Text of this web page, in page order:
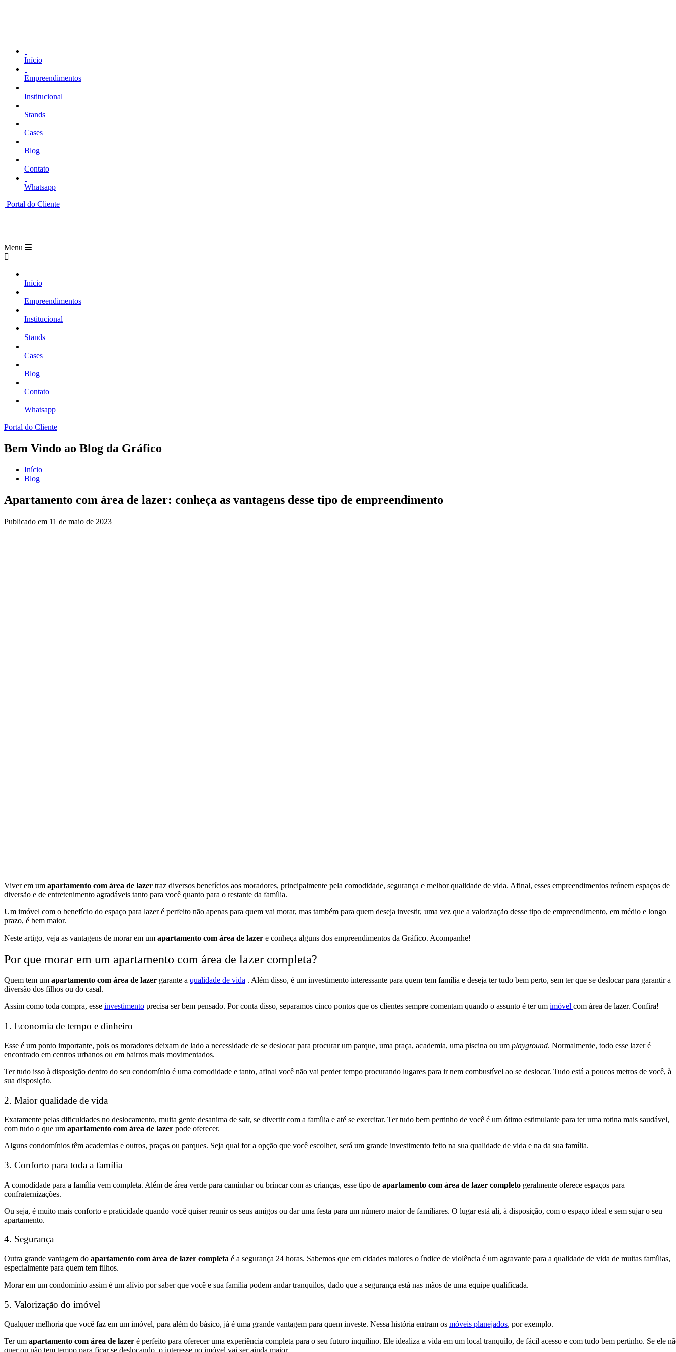
Início
Empreendimentos
Institucional
Stands
Cases
Blog
Contato
Whatsapp
Portal do Cliente
Menu
Início
Empreendimentos
Institucional
Stands
Cases
Blog
Contato
Whatsapp
Portal do Cliente
Bem Vindo ao Blog da Gráfico
Início
Blog
Apartamento com área de lazer: conheça as vantagens desse tipo de empreendimento
Publicado em 11 de maio de 2023
Viver em um apartamento com área de lazer traz diversos benefícios aos moradores, principalmente pela comodidade, segurança e melhor qualidade de vida. Afinal, esses empreendimentos reúnem espaços de
diversão e de entretenimento agradáveis tanto para você quanto para o restante da família.
Um imóvel com o benefício do espaço para lazer é perfeito não apenas para quem vai morar, mas também para quem deseja investir, uma vez que a valorização desse tipo de empreendimento, em médio e longo
prazo, é bem maior.
Neste artigo, veja as vantagens de morar em um apartamento com área de lazer e conheça alguns dos empreendimentos da Gráfico. Acompanhe!
Por que morar em um apartamento com área de lazer completa?
Quem tem um apartamento com área de lazer garante a qualidade de vida . Além disso, é um investimento interessante para quem tem família e deseja ter tudo bem perto, sem ter que se deslocar para garantir a
diversão dos filhos ou do casal.
Assim como toda compra, esse investimento precisa ser bem pensado. Por conta disso, separamos cinco pontos que os clientes sempre comentam quando o assunto é ter um imóvel com área de lazer. Confira!
1. Economia de tempo e dinheiro
Esse é um ponto importante, pois os moradores deixam de lado a necessidade de se deslocar para procurar um parque, uma praça, academia, uma piscina ou um playground. Normalmente, todo esse lazer é
encontrado em centros urbanos ou em bairros mais movimentados.
Ter tudo isso à disposição dentro do seu condomínio é uma comodidade e tanto, afinal você não vai perder tempo procurando lugares para ir nem combustível ao se deslocar. Tudo está a poucos metros de você, à
sua disposição.
2. Maior qualidade de vida
Exatamente pelas dificuldades no deslocamento, muita gente desanima de sair, se divertir com a família e até se exercitar. Ter tudo bem pertinho de você é um ótimo estimulante para ter uma rotina mais saudável,
com tudo o que um apartamento com área de lazer pode oferecer.
Alguns condomínios têm academias e outros, praças ou parques. Seja qual for a opção que você escolher, será um grande investimento feito na sua qualidade de vida e na da sua família.
3. Conforto para toda a família
A comodidade para a família vem completa. Além de área verde para caminhar ou brincar com as crianças, esse tipo de apartamento com área de lazer completo geralmente oferece espaços para
confraternizações.
Ou seja, é muito mais conforto e praticidade quando você quiser reunir os seus amigos ou dar uma festa para um número maior de familiares. O lugar está ali, à disposição, com o espaço ideal e sem sujar o seu
apartamento.
4. Segurança
Outra grande vantagem do apartamento com área de lazer completa é a segurança 24 horas. Sabemos que em cidades maiores o índice de violência é um agravante para a qualidade de vida de muitas famílias,
especialmente para quem tem filhos.
Morar em um condomínio assim é um alívio por saber que você e sua família podem andar tranquilos, dado que a segurança está nas mãos de uma equipe qualificada.
5. Valorização do imóvel
Qualquer melhoria que você faz em um imóvel, para além do básico, já é uma grande vantagem para quem investe. Nessa história entram os móveis planejados, por exemplo.
Ter um apartamento com área de lazer é perfeito para oferecer uma experiência completa para o seu futuro inquilino. Ele idealiza a vida em um local tranquilo, de fácil acesso e com tudo bem pertinho. Se ele
quer ou não tem tempo para ficar se deslocando, o interesse no imóvel vai ser ainda maior.